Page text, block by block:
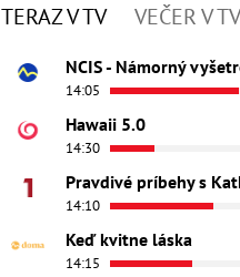
TERAZ V TV VEČER V TV
14:05
Hawaii 5.0
14:30
14:10
Keď kvitne láska
14:15